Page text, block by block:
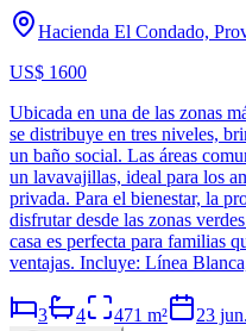
Hacienda El Condado,
US$ 1600
Ubicada en una de las zonas
se distribuye en tres niveles,
un baño social. Las áreas
un lavavajillas, ideal para los
privada. Para el bienestar, la
disfrutar desde las zonas
casa es perfecta para familias
ventajas. Incluye: Línea
3 4 471 m² 23 jun.